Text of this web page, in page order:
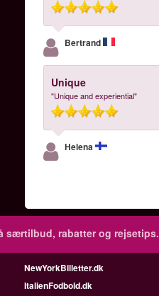
Bertrand
Unique
"Unique and experiential"
Helena
særtilbud, rabatter og rejsetips.
NewYorkBilletter.dk
ItalienFodbold.dk